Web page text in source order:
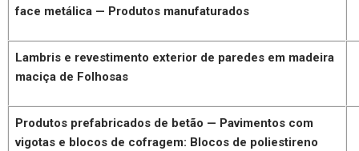
face metálica — Produtos manufaturados
Lambris e revestimento exterior de paredes em madeira
maciça de Folhosas
Produtos prefabricados de betão — Pavimentos com
vigotas e blocos de cofragem: Blocos de poliestireno